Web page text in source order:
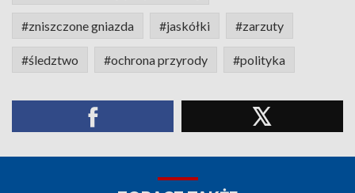
#zniszczone gniazda #jaskółki #zarzuty
#śledztwo #ochrona przyrody #polityka